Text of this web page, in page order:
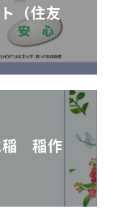
（住友
稲作